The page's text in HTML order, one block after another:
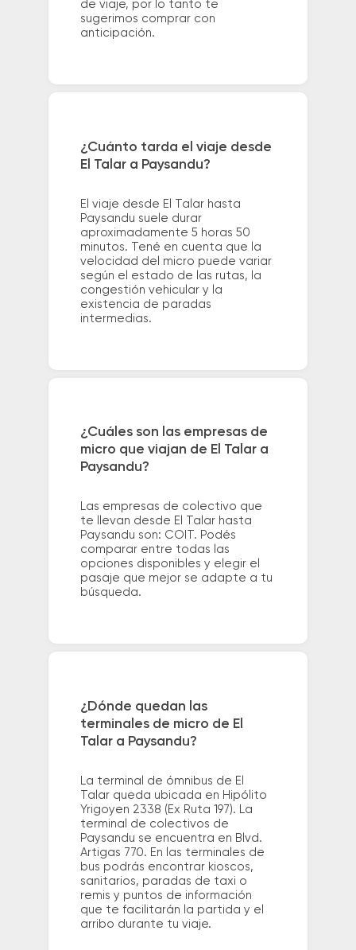
de viaje, por lo tanto te
sugerimos comprar con
anticipación.
¿Cuánto tarda el viaje desde
El Talar a Paysandu?
El viaje desde El Talar hasta
Paysandu suele durar
aproximadamente 5 horas 50
minutos. Tené en cuenta que la
velocidad del micro puede variar
según el estado de las rutas, la
congestión vehicular y la
existencia de paradas
intermedias.
¿Cuáles son las empresas de
micro que viajan de El Talar a
Paysandu?
Las empresas de colectivo que
te llevan desde El Talar hasta
Paysandu son: COIT. Podés
comparar entre todas las
opciones disponibles y elegir el
pasaje que mejor se adapte a tu
búsqueda.
¿Dónde quedan las
terminales de micro de El
Talar a Paysandu?
La terminal de ómnibus de El
Talar queda ubicada en Hipólito
Yrigoyen 2338 (Ex Ruta 197). La
terminal de colectivos de
Paysandu se encuentra en Blvd.
Artigas 770. En las terminales de
bus podrás encontrar kioscos,
sanitarios, paradas de taxi o
remis y puntos de información
que te facilitarán la partida y el
arribo durante tu viaje.